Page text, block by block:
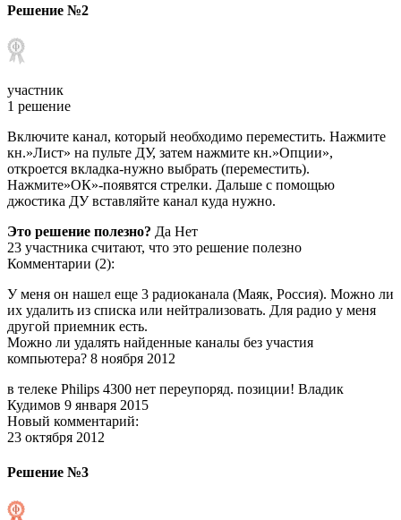
Решение №2
участник
1 решение
Включите канал, который необходимо переместить. Нажмите
кн.»Лист» на пульте ДУ, затем нажмите кн.»Опции»,
откроется вкладка-нужно выбрать (переместить).
Нажмите»ОК»-появятся стрелки. Дальше с помощью
джостика ДУ вставляйте канал куда нужно.
Это решение полезно? Да Нет
23 участника считают, что это решение полезно
Комментарии (2):
У меня он нашел еще 3 радиоканала (Маяк, Россия). Можно ли
их удалить из списка или нейтрализовать. Для радио у меня
другой приемник есть.
Можно ли удалять найденные каналы без участия
компьютера? 8 ноября 2012
в телеке Philips 4300 нет переупоряд. позиции! Владик
Кудимов 9 января 2015
Новый комментарий:
23 октября 2012
Решение №3